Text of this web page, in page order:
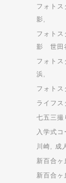
フォト
影
フォト
影 世田
フォト
浜
フォト
ライフス
七五三撮
入学式コ
川崎
成
新百合ヶ
新百合